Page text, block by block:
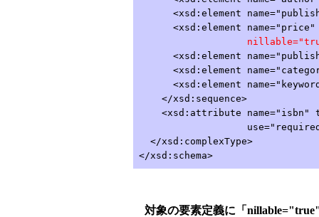
<xsd:element
<xsd:element name="price"
<xsd:element
<xsd:element
<xsd:element
</xsd:sequence>
<xsd:attribute name="isbn"
use="required"
</xsd:complexType>
</xsd:schema>
対象の要素定義に「